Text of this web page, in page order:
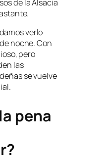
de la Alsacia
verlo
noche. Con
pero
las
se vuelve
pena